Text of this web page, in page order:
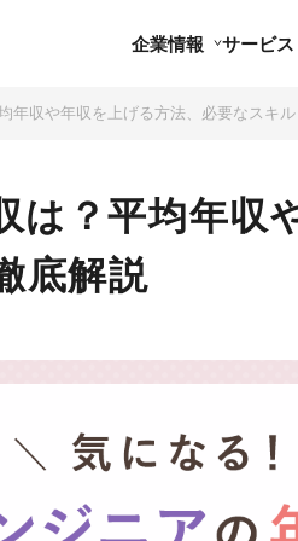
企業情報 サービス
年収や年収を上げる方法、必要なスキ
は？平均年収
底解説